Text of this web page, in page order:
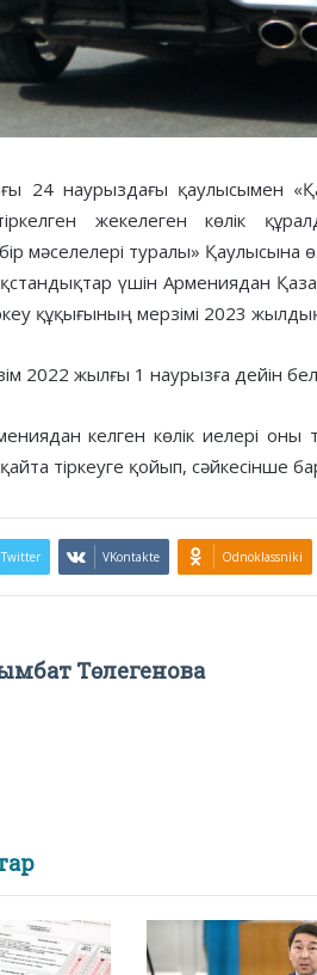
24 наурыздағы қаулысымен
жекелеген көлік
мәселелері туралы» Қаулысына
үшін Армениядан
құқығының мерзімі 2023
2022 жылғы 1 наурызға дейін
келген көлік иелері
тіркеуге қойып, сәйкесінше
Twitter VKontakte Odnoklassniki
Төлегенова